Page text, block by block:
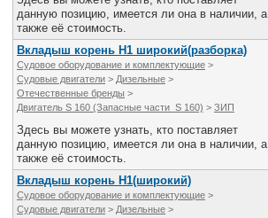
данную позицию, имеется ли она в наличии, а
также её стоимость.
Вкладыш корень Н1 широкий(разборка)
Судовое оборудование и комплектующие >
Судовые двигатели > Дизельные >
Отечественные бренды >
Двигатель S 160 (Запасные части S 160) > ЗИП
Здесь вы можете узнать, кто поставляет
данную позицию, имеется ли она в наличии, а
также её стоимость.
Вкладыш корень Н1(широкий)
Судовое оборудование и комплектующие >
Судовые двигатели > Дизельные >